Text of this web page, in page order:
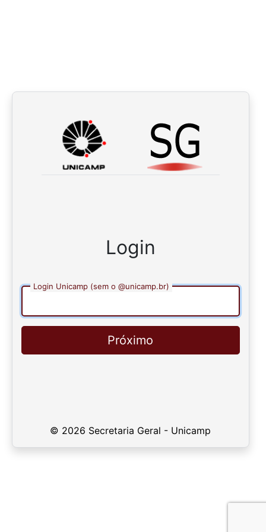
Login
Login Unicamp (sem o @unicamp.br)
Próximo
© 2026 Secretaria Geral - Unicamp